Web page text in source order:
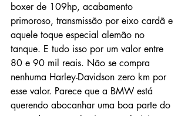
boxer de 109hp, acabamento
primoroso, transmissão por eixo cardã e
aquele toque especial alemão no
tanque. E tudo isso por um valor entre
80 e 90 mil reais. Não se compra
nenhuma Harley-Davidson zero km por
esse valor. Parece que a BMW está
querendo abocanhar uma boa parte do